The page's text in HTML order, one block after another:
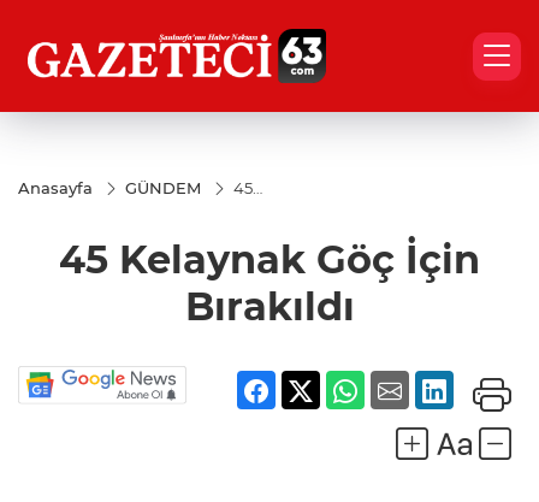
Anasayfa GÜNDEM
45
Bırakıldı
45 Kelaynak Göç İçin
Bırakıldı